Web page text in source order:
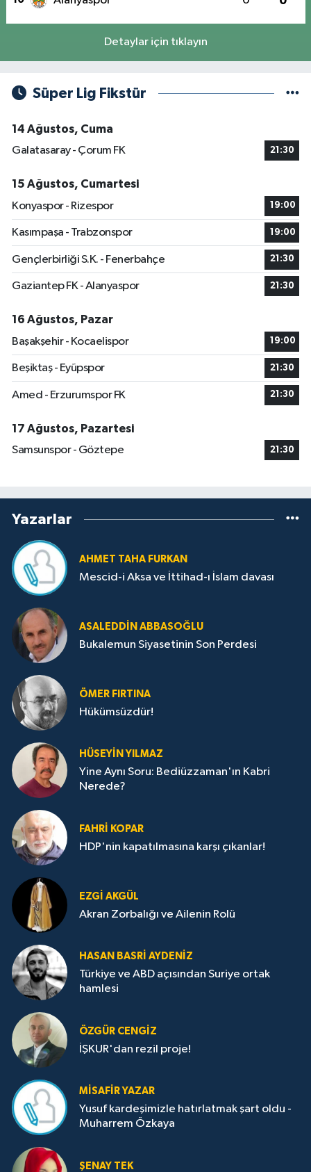
Detaylar için tıklayın
Süper Lig Fikstür
14 Ağustos, Cuma
Galatasaray - Çorum FK
21:30
15 Ağustos, Cumartesi
Konyaspor - Rizespor
19:00
Kasımpaşa - Trabzonspor 19:00
Gençlerbirliği S.K. - Fenerbahçe 21:30
Gaziantep FK - Alanyaspor 21:30
16 Ağustos, Pazar
Başakşehir - Kocaelispor
19:00
Beşiktaş - Eyüpspor 21:30
Amed - Erzurumspor FK 21:30
17 Ağustos, Pazartesi
Samsunspor - Göztepe
21:30
Yazarlar
AHMET TAHA FURKAN
Mescid-i Aksa ve İttihad-ı İslam davası
ASALEDDIN ABBASOĞLU
Bukalemun Siyasetinin Son Perdesi
ÖMER FIRTINA
Hükümsüzdür!
HÜSEYIN YILMAZ
Yine Aynı Soru: Bediüzzaman'ın Kabri
Nerede?
FAHRI KOPAR
HDP'nin kapatılmasına karşı çıkanlar!
EZGI AKGÜL
Akran Zorbalığı ve Ailenin Rolü
HASAN BASRI AYDENIZ
Türkiye ve ABD açısından Suriye ortak
hamlesi
ÖZGÜR CENGIZ
İŞKUR'dan rezil proje!
MISAFIR YAZAR
Yusuf kardeşimizle hatırlatmak şart oldu -
Muharrem Özkaya
ŞENAY TEK